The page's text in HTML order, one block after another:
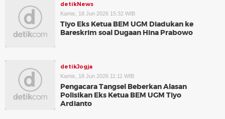
detikNews
Kamis, 18 Jun 2026 15:32 WIB
Tiyo Eks Ketua BEM UGM Diadukan ke
Bareskrim soal Dugaan Hina Prabowo
detikJogja
Kamis, 18 Jun 2026 11:11 WIB
Pengacara Tangsel Beberkan Alasan
Polisikan Eks Ketua BEM UGM Tiyo
Ardianto